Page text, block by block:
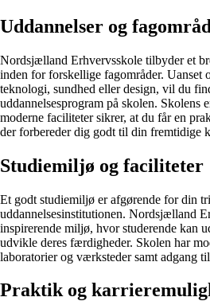
Uddannelser og
Nordsjælland Erhvervsskole tilbyder et
inden for forskellige fagområder. Uanset
teknologi, sundhed eller design, vil du
uddannelsesprogram på skolen. Skolens
moderne faciliteter sikrer, at du får en
der forbereder dig godt til din fremtidige
Studiemiljø og faciliteter
Et godt studiemiljø er afgørende for din
uddannelsesinstitutionen. Nordsjælland
inspirerende miljø, hvor studerende kan
udvikle deres færdigheder. Skolen har
laboratorier og værksteder samt adgang
Praktik og